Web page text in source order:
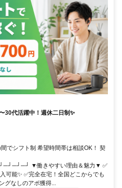
30代活躍中！週休二日制✨
でシフト制 希望時間帯は相談OK！ 契
▼働きやすい理由＆魅力▼ ✅
可能✨ ✅完全在宅！全国どこからでも
グなしのアポ獲得...